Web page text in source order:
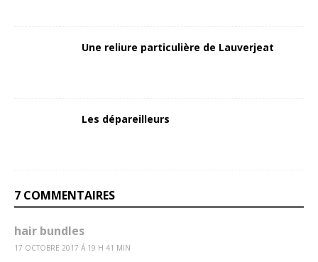
Une reliure particulière de Lauverjeat
Les dépareilleurs
7 COMMENTAIRES
hair bundles
17 OCTOBRE 2017 Á 19 H 41 MIN